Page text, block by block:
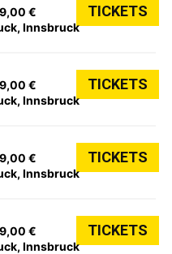
Innsbruck
€ TICKETS
Innsbruck
€ TICKETS
Innsbruck
€ TICKETS
Innsbruck
€ TICKETS